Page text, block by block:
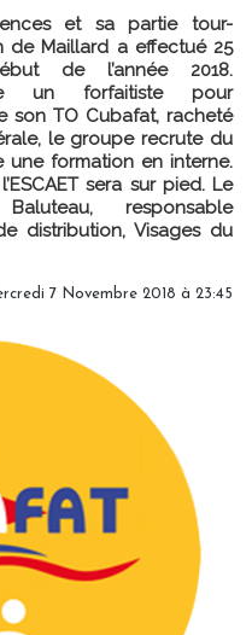
et sa partie tour-
de Maillard a effectué 25
de l’année 2018.
un forfaitiste pour
son TO Cubafat, racheté
le groupe recrute du
une formation en interne.
sera sur pied. Le
responsable
distribution, Visages du
7 Novembre 2018 à 23:45